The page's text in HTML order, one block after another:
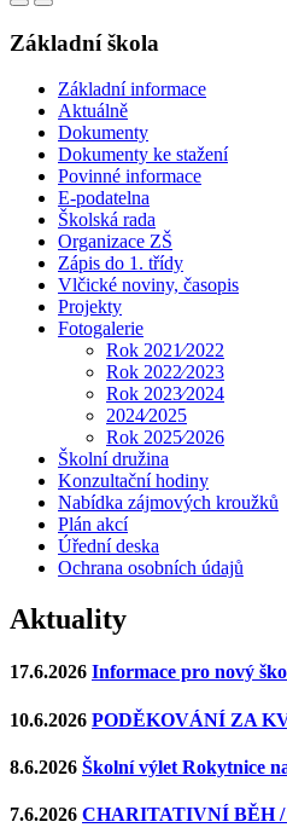
Základní škola
Základní informace
Aktuálně
Dokumenty
Dokumenty ke stažení
Povinné informace
E-podatelna
Školská rada
Organizace ZŠ
Zápis do 1. třídy
Vlčické noviny, časopis
Projekty
Fotogalerie
Rok 2021⁄2022
Rok 2022⁄2023
Rok 2023⁄2024
2024⁄2025
Rok 2025⁄2026
Školní družina
Konzultační hodiny
Nabídka zájmových kroužků
Plán akcí
Úřední deska
Ochrana osobních údajů
Aktuality
17.6.2026 Informace pro nový
10.6.2026 PODĚKOVÁNÍ ZA
8.6.2026 Školní výlet Rokytnice
7.6.2026 CHARITATIVNÍ BĚH /